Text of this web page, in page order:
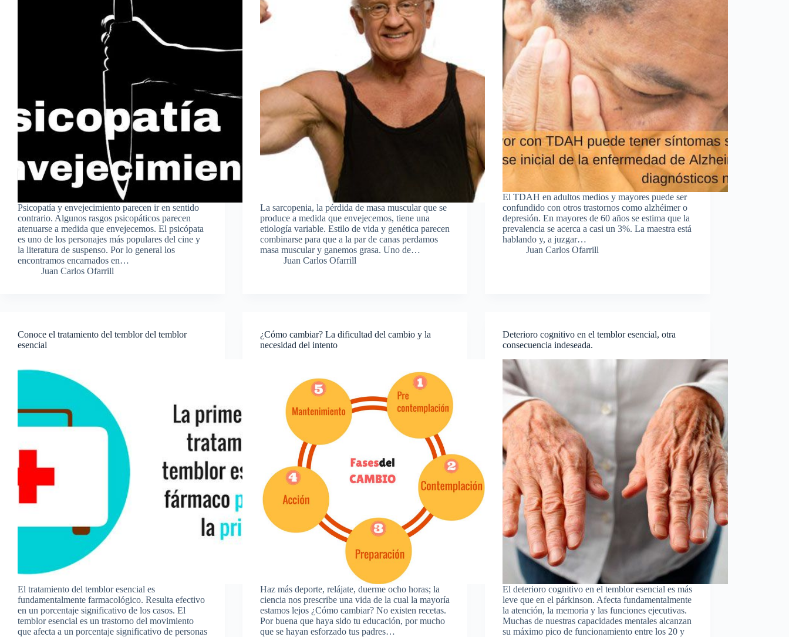
Psicopatía y envejecimiento parecen ir en sentido
contrario. Algunos rasgos psicopáticos parecen
atenuarse a medida que envejecemos. El psicópata
es uno de los personajes más populares del cine y
la literatura de suspenso. Por lo general los
encontramos encarnados en…
Juan Carlos Ofarrill
La sarcopenia, la pérdida de masa muscular que se
produce a medida que envejecemos, tiene una
etiología variable. Estilo de vida y genética parecen
combinarse para que a la par de canas perdamos
masa muscular y ganemos grasa. Uno de…
Juan Carlos Ofarrill
El TDAH en adultos medios y mayores puede ser
confundido con otros trastornos como alzhéimer o
depresión. En mayores de 60 años se estima que la
prevalencia se acerca a casi un 3%. La maestra está
hablando y, a juzgar…
Juan Carlos Ofarrill
Conoce el tratamiento del temblor del temblor
esencial
El tratamiento del temblor esencial es
fundamentalmente farmacológico. Resulta efectivo
en un porcentaje significativo de los casos. El
temblor esencial es un trastorno del movimiento
que afecta a un porcentaje significativo de personas
¿Cómo cambiar? La dificultad del cambio y la
necesidad del intento
Haz más deporte, relájate, duerme ocho horas; la
ciencia nos prescribe una vida de la cual la mayoría
estamos lejos ¿Cómo cambiar? No existen recetas.
Por buena que haya sido tu educación, por mucho
que se hayan esforzado tus padres…
Deterioro cognitivo en el temblor esencial, otra
consecuencia indeseada.
El deterioro cognitivo en el temblor esencial es más
leve que en el párkinson. Afecta fundamentalmente
la atención, la memoria y las funciones ejecutivas.
Muchas de nuestras capacidades mentales alcanzan
su máximo pico de funcionamiento entre los 20 y